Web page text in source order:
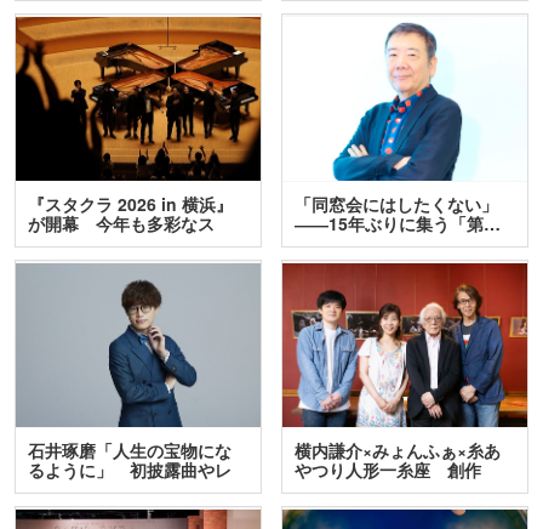
『スタクラ 2026 in 横浜』
が開幕 今年も多彩なス
テ…
「同窓会にはしたくない」
――15年ぶりに集う「第…
石井琢磨「人生の宝物にな
るように」 初披露曲やレ
ア…
横内謙介×みょんふぁ×糸あ
やつり人形一糸座 創作
人…